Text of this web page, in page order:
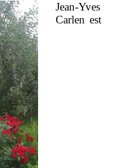
Jean-Yves
Carlen est